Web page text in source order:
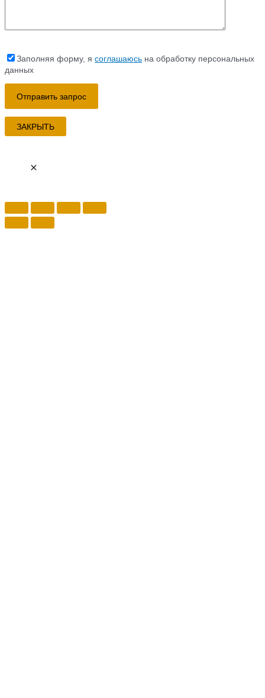
Заполняя форму, я соглашаюсь на обработку персональных
данных
ЗАКРЫТЬ